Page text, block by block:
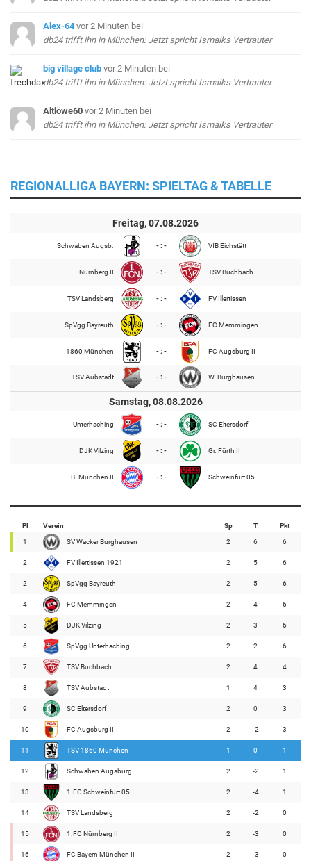
Alex-64 vor 2 Minuten bei
db24 trifft ihn in München: Jetzt spricht Ismaiks Vertrauter
big village club vor 2 Minuten bei
db24 trifft ihn in München: Jetzt spricht Ismaiks Vertrauter
Altlöwe60 vor 2 Minuten bei
db24 trifft ihn in München: Jetzt spricht Ismaiks Vertrauter
REGIONALLIGA BAYERN: SPIELTAG & TABELLE
Freitag, 07.08.2026
Schwaben Augsb. - : - VfB Eichstätt
Nürnberg II - : - TSV Buchbach
TSV Landsberg - : - FV Illertissen
SpVgg Bayreuth - : - FC Memmingen
1860 München - : - FC Augsburg II
TSV Aubstadt - : - W. Burghausen
Samstag, 08.08.2026
Unterhaching - : - SC Eltersdorf
DJK Vilzing - : - Gr. Fürth II
B. München II - : - Schweinfurt 05
Pl Verein Sp T Pkt
1 SV Wacker Burghausen 2 6 6
2 FV Illertissen 1921 2 5 6
2 SpVgg Bayreuth 2 5 6
4 FC Memmingen 2 4 6
5 DJK Vilzing 2 3 6
6 SpVgg Unterhaching 2 2 6
7 TSV Buchbach 2 4 4
8 TSV Aubstadt 1 4 3
9 SC Eltersdorf 2 0 3
10 FC Augsburg II 2 -2 3
11 TSV 1860 München 1 0 1
12 Schwaben Augsburg 2 -2 1
13 1.FC Schweinfurt 05 2 -4 1
14 TSV Landsberg 2 -2 0
15 1.FC Nürnberg II 2 -3 0
16 FC Bayern München II 2 -3 0